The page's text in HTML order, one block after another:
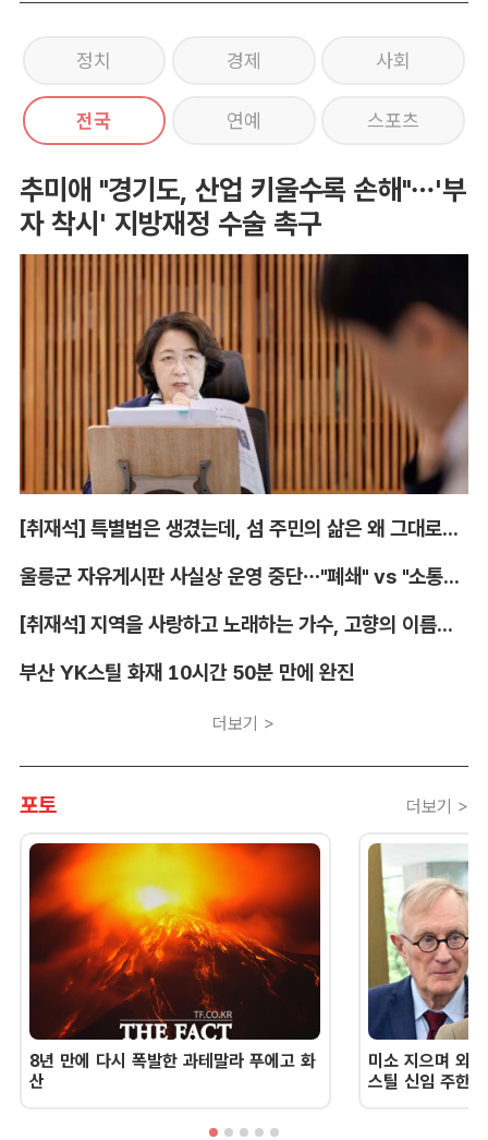
정치 경제 사회
전국 연예 스포츠
추미애 "경기도, 산업 키울수록 손해"…'부
자 착시' 지방재정 수술 촉구
[취재석] 특별법은 생겼는데, 섬 주민의 삶은 왜 그대로인가
울릉군 자유게시판 사실상 운영 중단…"폐쇄" vs "소통창구 지켜야"
[취재석] 지역을 사랑하고 노래하는 가수, 고향의 이름을 남긴다
부산 YK스틸 화재 10시간 50분 만에 완진
더보기 >
포토 더보기 >
8년 만에 다시 폭발한 과테말라 푸에고 화
산
미소 지으며 외
스틸 신임 주한